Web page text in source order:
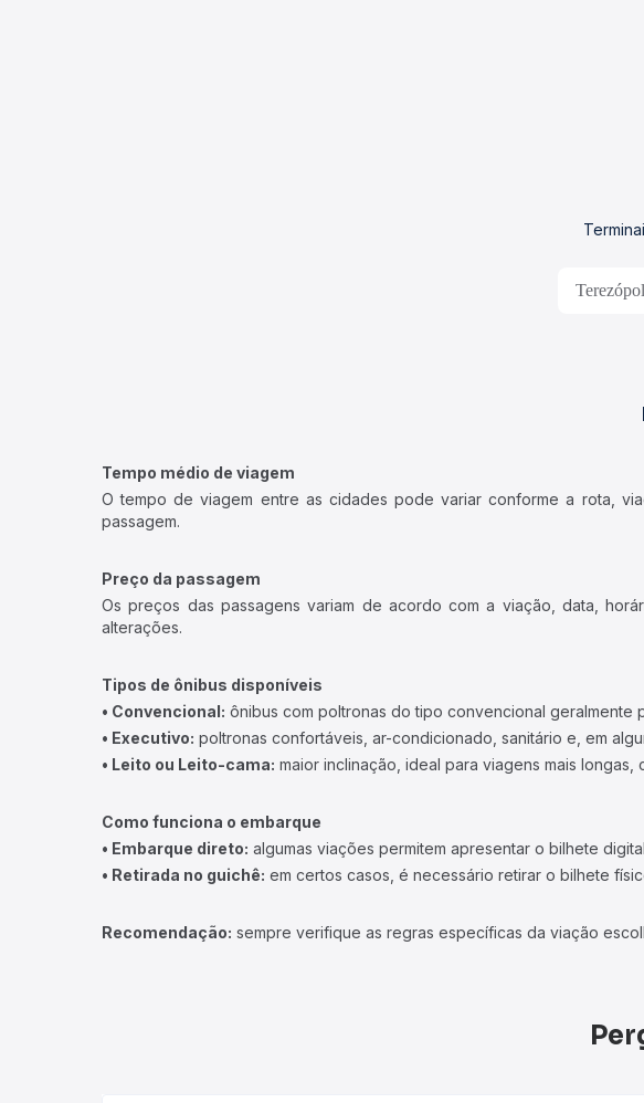
Tempo médio de viagem
O tempo de viagem entre as cidades pode variar conforme a rota,
passagem.
Preço da passagem
Os preços das passagens variam de acordo com a viação, data,
alterações.
Tipos de ônibus disponíveis
• Convencional: ônibus com poltronas do tipo convencional geralmente
• Executivo: poltronas confortáveis, ar-condicionado, sanitário e, em
• Leito ou Leito-cama: maior inclinação, ideal para viagens mais
Como funciona o embarque
• Embarque direto: algumas viações permitem apresentar o bilhete
• Retirada no guichê: em certos casos, é necessário retirar o bilhete
Recomendação: sempre verifique as regras específicas da viação